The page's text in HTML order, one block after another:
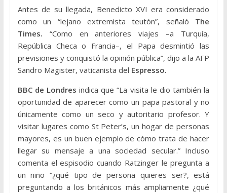
Antes de su llegada, Benedicto XVI era considerado
como un “lejano extremista teutón”, señaló The
Times. “Como en anteriores viajes –a Turquía,
República Checa o Francia–, el Papa desmintió las
previsiones y conquistó la opinión pública”, dijo a la AFP
Sandro Magister, vaticanista del Espresso.
BBC de Londres indica que “La visita le dio también la
oportunidad de aparecer como un papa pastoral y no
únicamente como un seco y autoritario profesor. Y
visitar lugares como St Peter’s, un hogar de personas
mayores, es un buen ejemplo de cómo trata de hacer
llegar su mensaje a una sociedad secular.” Incluso
comenta el espisodio cuando Ratzinger le pregunta a
un niño “¿qué tipo de persona quieres ser?, está
preguntando a los británicos más ampliamente ¿qué